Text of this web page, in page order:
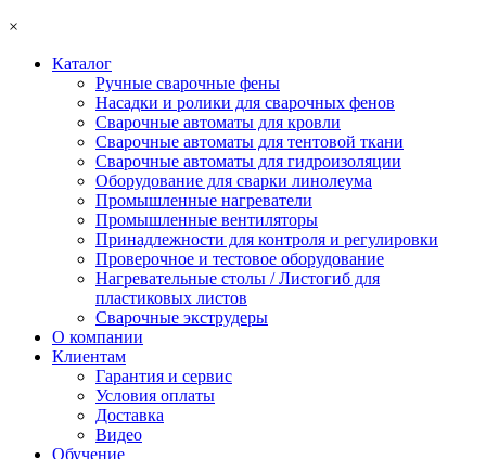
×
Каталог
Ручные сварочные фены
Насадки и ролики для сварочных фенов
Сварочные автоматы для кровли
Сварочные автоматы для тентовой ткани
Сварочные автоматы для гидроизоляции
Оборудование для сварки линолеума
Промышленные нагреватели
Промышленные вентиляторы
Принадлежности для контроля и регулировки
Проверочное и тестовое оборудование
Нагревательные столы / Листогиб для
пластиковых листов
Сварочные экструдеры
О компании
Клиентам
Гарантия и сервис
Условия оплаты
Доставка
Видео
Обучение